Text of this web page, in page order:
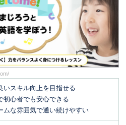
いスキル向上を目指せる
初心者でも安心できる
ムな雰囲気で通い続けやすい